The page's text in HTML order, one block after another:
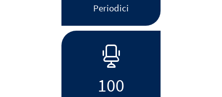
Periodici
100